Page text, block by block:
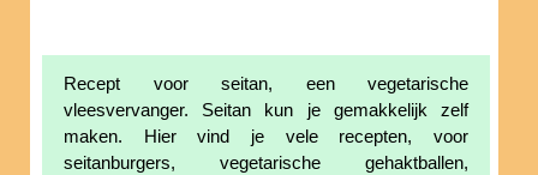
Recept voor seitan, een vegetarische
vleesvervanger. Seitan kun je gemakkelijk zelf
maken. Hier vind je vele recepten, voor
seitanburgers, vegetarische gehaktballen,